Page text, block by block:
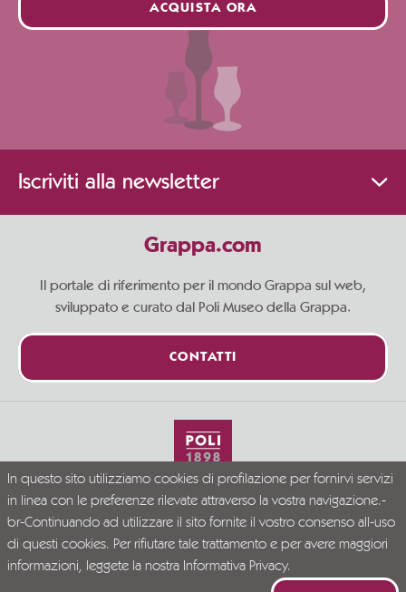
ACQUISTA ORA
Iscriviti alla newsletter
Grappa.com
Il portale di riferimento per il mondo Grappa sul web,
sviluppato e curato dal Poli Museo della Grappa.
CONTATTI
Vivi la Grappa responsabilmente
Disclaimer
PR VENETO FESR 2021-2027. DGR N. 339/2023
In questo sito utilizziamo cookies di profilazione per fornirvi servizi
in linea con le preferenze rilevate attraverso la vostra navigazione.-
br-Continuando ad utilizzare il sito fornite il vostro consenso all-uso
di questi cookies. Per rifiutare tale trattamento e per avere maggiori
informazioni, leggete la nostra Informativa Privacy.